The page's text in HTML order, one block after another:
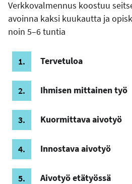
Verkkovalmennus koostuu
avoinna kaksi kuukautta ja
noin 5–6 tuntia
Tervetuloa
Ihmisen mittainen työ
Kuormittava aivotyö
Innostava aivotyö
Aivotyö etätyössä